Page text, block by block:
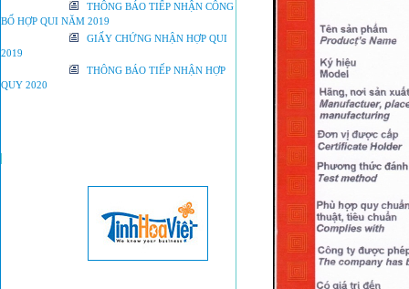
THÔNG BÁO TIẾP NHẬN CÔNG
BỐ HỢP QUI NĂM 2019
GIẤY CHỨNG NHẬN HỢP QUI
2019
THÔNG BÁO TIẾP NHẬN HỢP
QUY 2020